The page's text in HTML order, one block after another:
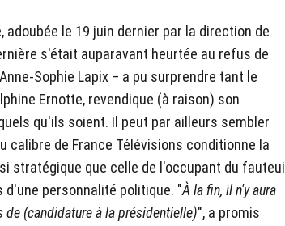
adoubée le 19 juin dernier par la direction de
s'était auparavant heurtée au refus de
Sophie Lapix – a pu surprendre tant le
Ernotte, revendique (à raison) son
qu'ils soient. Il peut par ailleurs sembler
calibre de France Télévisions conditionne la
stratégique que celle de l'occupant du fauteuil
d'une personnalité politique. "À la fin, il n'y aura
(candidature à la présidentielle)", a promis